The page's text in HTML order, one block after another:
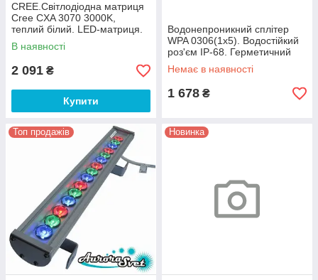
CREE.Світлодіодна матриця
Cree CXA 3070 3000K,
теплий білий. LED-матриця.
Світлодіодна матриця.
В наявності
2 091 ₴
Купити
Водонепроникний сплітер
WPA 0306(1x5). Водостійкий
роз'єм IP-68. Герметичний
роз'єм.
Немає в наявності
1 678 ₴
Топ продажів Новинка